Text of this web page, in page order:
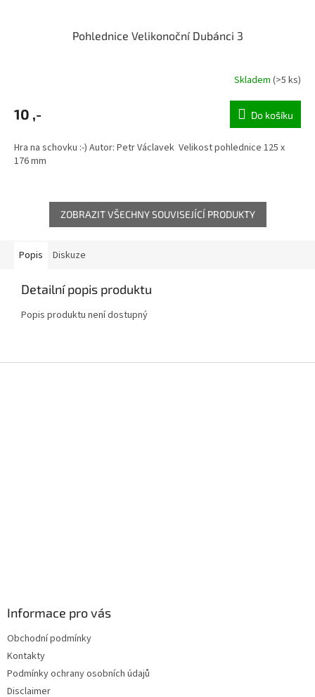
Pohlednice Velikonoční Dubánci 3
Skladem (>5 ks)
10 ,- Do košíku
Hra na schovku :-) Autor: Petr Václavek Velikost pohlednice 125 x
176 mm
ZOBRAZIT VŠECHNY SOUVISEJÍCÍ PRODUKTY
Popis Diskuze
Detailní popis produktu
Popis produktu není dostupný
Informace pro vás
Obchodní podmínky
Kontakty
Podmínky ochrany osobních údajů
Disclaimer